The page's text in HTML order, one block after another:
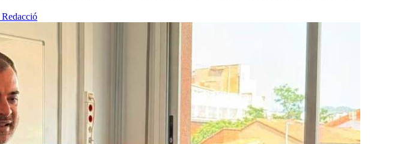
Redacció